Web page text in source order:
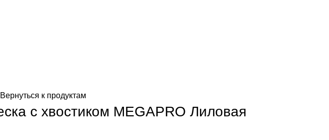
Вернуться к продуктам
с хвостиком MEGAPRO Лиловая